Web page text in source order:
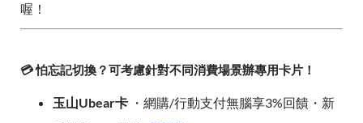
喔！
💳 怕忘記切換？可考慮針對不同消費場景辦專用卡片！
玉山Ubear卡 ・網購/行動支付無腦享3%回饋・新